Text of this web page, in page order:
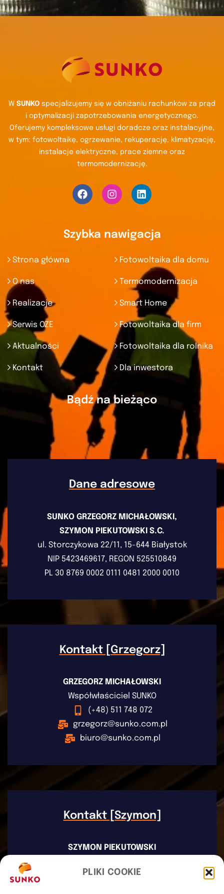
PLIKI COOKIE
W SUNKO specjalizujemy się w obniżaniu rachunków za prąd
i optymalizacji zapotrzebowania energetycznego.
Oferujemy kompleksowe usługi doradcze oraz instalacyjne,
w tym: fotowoltaikę, ogrzewanie, rekuperację, klimatyzację,
instalacje elektryczne, prace ziemne oraz
termomodernizację.
Szybka nawigacja
Strona główna Fotowoltaika dla domu
O nas Termomodernizacja
Realizacje Smart Home
Serwis OZE Fotowoltaika dla firm
Aktualności Fotowoltaika dla rolnika
Kontakt Dla inwestora
Bądź na bieżąco
Dane adresowe
SUNKO GRZEGORZ MICHAŁOWSKI,
SZYMON PIEKUTOWSKI S.C.
ul. Storczykowa 22/11, 15-644 Białystok
NIP 5423469617, REGON 525510849
PL 30 8769 0002 0111 0481 2000 0010
Kontakt [Grzegorz]
GRZEGORZ MICHAŁOWSKI
Współwłaściciel SUNKO
(+48) 511 748 072
grzegorz@sunko.com.pl
biuro@sunko.com.pl
Kontakt [Szymon]
SZYMON PIEKUTOWSKI
(+48) 503 923 226